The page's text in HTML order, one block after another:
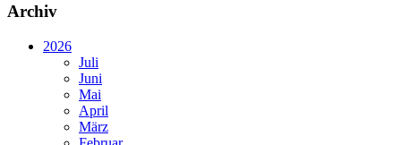
Archiv
2026
Juli
Juni
Mai
April
März